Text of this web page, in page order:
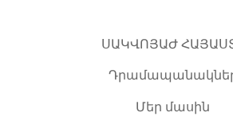
ՍԱԿՎՈՅԱԺ
Մեր մասին